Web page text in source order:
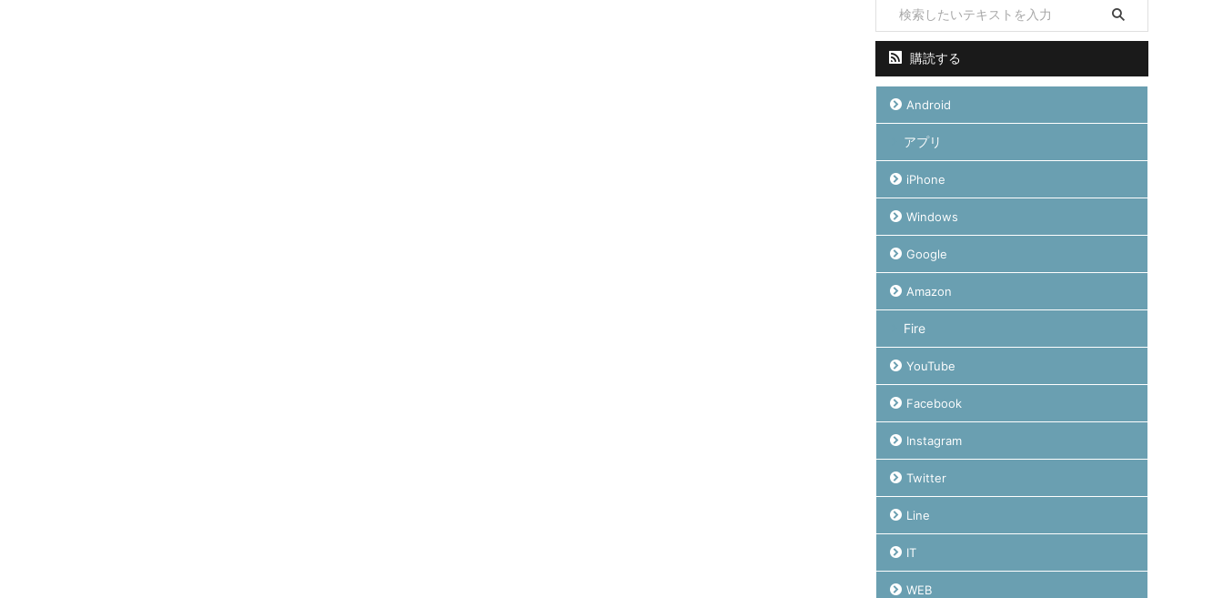
購読する
Android
アプリ
iPhone
Windows
Google
Amazon
Fire
YouTube
Facebook
Instagram
Twitter
Line
IT
WEB